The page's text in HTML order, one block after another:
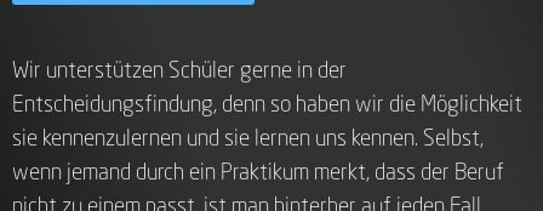
Wir unterstützen Schüler gerne in der
Entscheidungsfindung, denn so haben wir die Möglichkeit
sie kennenzulernen und sie lernen uns kennen. Selbst,
wenn jemand durch ein Praktikum merkt, dass der Beruf